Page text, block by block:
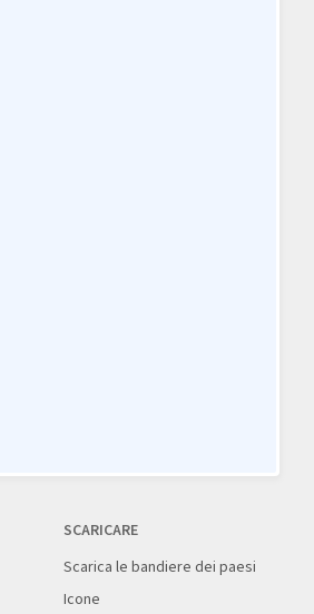
SCARICARE
Scarica le bandiere dei paesi
Icone